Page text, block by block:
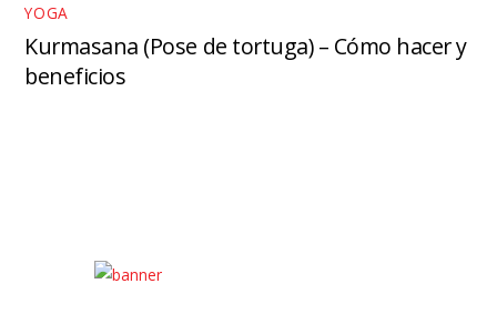
YOGA
Kurmasana (Pose de tortuga) – Cómo hacer y
beneficios